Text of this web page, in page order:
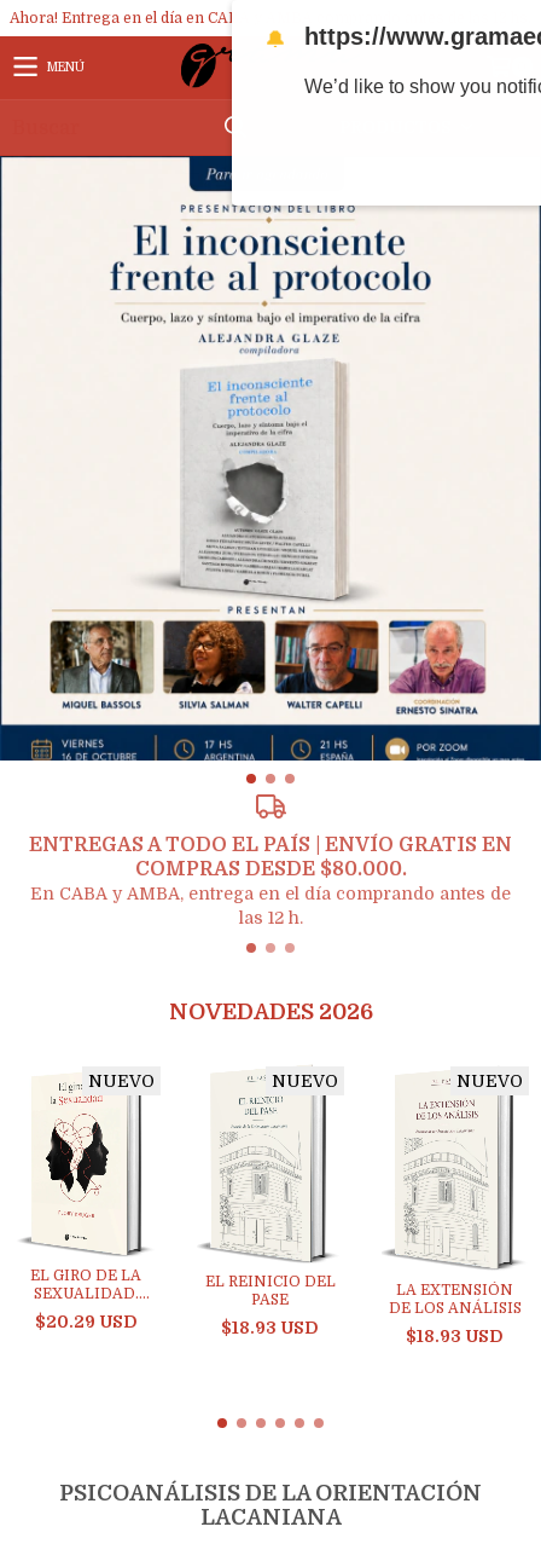
Ahora! Entrega en el día en CABA y AMBA comprando antes de las 12 hs.
MENÚ
ENTREGAS A TODO EL PAÍS | ENVÍO GRATIS EN
COMPRAS DESDE $80.000.
En CABA y AMBA, entrega en el día comprando antes de
las 12 h.
NOVEDADES 2026
NUEVO
EL GIRO DE LA
SEXUALIDAD.
FLORY KRUGER
$20.29 USD
NUEVO
EL REINICIO DEL
PASE
$18.93 USD
NUEVO
LA EXTENSIÓN
DE LOS ANÁLISIS
$18.93 USD
PSICOANÁLISIS DE LA ORIENTACIÓN
LACANIANA
🔔 https://
We’d like to show you